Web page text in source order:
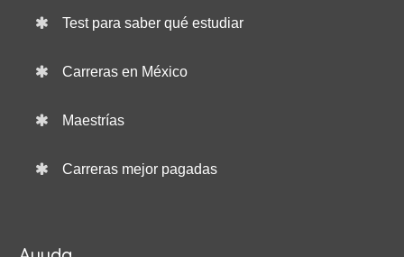
Test para saber qué estudiar
Carreras en México
Maestrías
Carreras mejor pagadas